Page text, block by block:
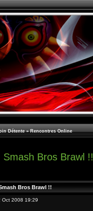
Détente » Rencontres Online
Smash Bros Brawl !!
Bros Brawl !!
Oct 2008 19:29